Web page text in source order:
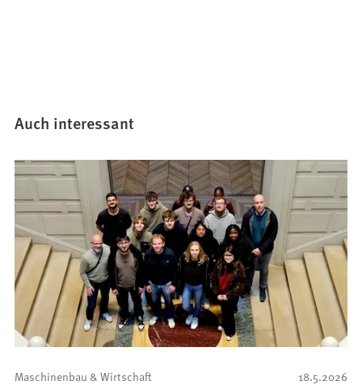
Auch interessant
18.5.2026
Maschinenbau & Wirtschaft